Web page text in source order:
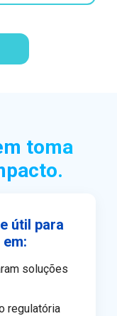
toma
útil para
soluções
regulatória